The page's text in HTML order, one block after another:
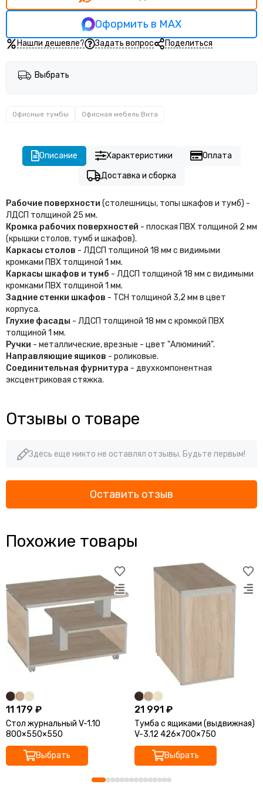
Оформить в MAX
Нашли дешевле? Задать вопрос Поделиться
Выбрать
Офисные тумбы Офисная мебель Вита
Описание Характеристики
Оплата
Доставка и сборка
Рабочие поверхности (столешницы, топы шкафов и тумб) -
ЛДСП толщиной 25 мм.
Кромка рабочих поверхностей - плоская ПВХ толщиной 2 мм
(крышки столов, тумб и шкафов).
Каркасы столов - ЛДСП толщиной 18 мм с видимыми
кромками ПВХ толщиной 1 мм.
Каркасы шкафов и тумб - ЛДСП толщиной 18 мм с видимыми
кромками ПВХ толщиной 1 мм.
Задние стенки шкафов - ТСН толщиной 3,2 мм в цвет
корпуса.
Глухие фасады - ЛДСП толщиной 18 мм с кромкой ПВХ
толщиной 1 мм.
Ручки - металлические, врезные - цвет "Алюминий".
Направляющие ящиков - роликовые.
Соединительная фурнитура - двухкомпонентная
эксцентриковая стяжка.
Отзывы о товаре
Здесь еще никто не оставлял отзывы. Будьте первым!
Оставить отзыв
Похожие товары
11 179 ₽
Стол журнальный V-1.10
800×550×550
Выбрать
21 991 ₽
Тумба с ящиками (выдвижная)
V-3.12 426×700×750
Выбрать